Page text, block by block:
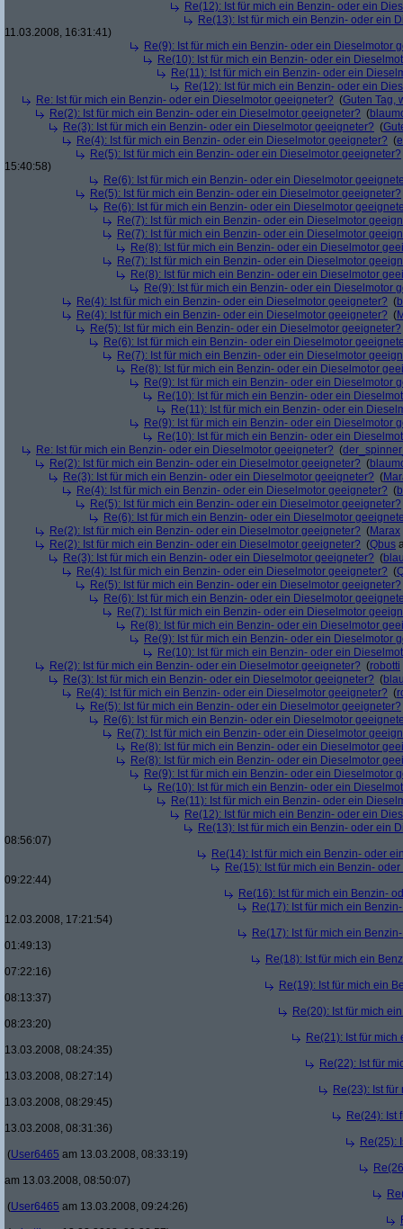
Re(12): Ist für mich ein Benzin- oder ein
Re(13): Ist für mich ein Benzin- oder ein
11.03.2008, 16:31:41)
Re(9): Ist für mich ein Benzin- oder ein Dieselmotor
Re(10): Ist für mich ein Benzin- oder ein
Re(11): Ist für mich ein Benzin- oder ein
Re(12): Ist für mich ein Benzin- oder ein
Re: Ist für mich ein Benzin- oder ein Dieselmotor geeigneter? (Guten Tag,
Re(2): Ist für mich ein Benzin- oder ein Dieselmotor geeigneter? (
Re(3): Ist für mich ein Benzin- oder ein Dieselmotor geeigneter? (
Re(4): Ist für mich ein Benzin- oder ein Dieselmotor geeigneter? (
Re(5): Ist für mich ein Benzin- oder ein Dieselmotor geeigneter?
15:40:58)
Re(6): Ist für mich ein Benzin- oder ein Dieselmotor
Re(5): Ist für mich ein Benzin- oder ein Dieselmotor geeigneter?
Re(6): Ist für mich ein Benzin- oder ein Dieselmotor
Re(7): Ist für mich ein Benzin- oder ein Dieselmotor
Re(7): Ist für mich ein Benzin- oder ein Dieselmotor
Re(8): Ist für mich ein Benzin- oder ein Dieselmotor
Re(7): Ist für mich ein Benzin- oder ein Dieselmotor
Re(8): Ist für mich ein Benzin- oder ein Dieselmotor
Re(9): Ist für mich ein Benzin- oder ein Dieselmotor
Re(4): Ist für mich ein Benzin- oder ein Dieselmotor geeigneter? (
Re(4): Ist für mich ein Benzin- oder ein Dieselmotor geeigneter? (
Re(5): Ist für mich ein Benzin- oder ein Dieselmotor geeigneter?
Re(6): Ist für mich ein Benzin- oder ein Dieselmotor
Re(7): Ist für mich ein Benzin- oder ein Dieselmotor
Re(8): Ist für mich ein Benzin- oder ein Dieselmotor
Re(9): Ist für mich ein Benzin- oder ein Dieselmotor
Re(10): Ist für mich ein Benzin- oder ein
Re(11): Ist für mich ein Benzin- oder ein
Re(9): Ist für mich ein Benzin- oder ein Dieselmotor
Re(10): Ist für mich ein Benzin- oder ein
Re: Ist für mich ein Benzin- oder ein Dieselmotor geeigneter? (
Re(2): Ist für mich ein Benzin- oder ein Dieselmotor geeigneter? (
Re(3): Ist für mich ein Benzin- oder ein Dieselmotor geeigneter? (
Re(4): Ist für mich ein Benzin- oder ein Dieselmotor geeigneter? (
Re(5): Ist für mich ein Benzin- oder ein Dieselmotor geeigneter?
Re(6): Ist für mich ein Benzin- oder ein Dieselmotor
Re(2): Ist für mich ein Benzin- oder ein Dieselmotor geeigneter? (Marax
Re(2): Ist für mich ein Benzin- oder ein Dieselmotor geeigneter? (Qbus
Re(3): Ist für mich ein Benzin- oder ein Dieselmotor geeigneter? (
Re(4): Ist für mich ein Benzin- oder ein Dieselmotor geeigneter? (
Re(5): Ist für mich ein Benzin- oder ein Dieselmotor geeigneter?
Re(6): Ist für mich ein Benzin- oder ein Dieselmotor
Re(7): Ist für mich ein Benzin- oder ein Dieselmotor
Re(8): Ist für mich ein Benzin- oder ein Dieselmotor
Re(9): Ist für mich ein Benzin- oder ein Dieselmotor
Re(10): Ist für mich ein Benzin- oder ein
Re(2): Ist für mich ein Benzin- oder ein Dieselmotor geeigneter? (robotti
Re(3): Ist für mich ein Benzin- oder ein Dieselmotor geeigneter? (
Re(4): Ist für mich ein Benzin- oder ein Dieselmotor geeigneter? (
Re(5): Ist für mich ein Benzin- oder ein Dieselmotor geeigneter?
Re(6): Ist für mich ein Benzin- oder ein Dieselmotor
Re(7): Ist für mich ein Benzin- oder ein Dieselmotor
Re(8): Ist für mich ein Benzin- oder ein Dieselmotor
Re(8): Ist für mich ein Benzin- oder ein Dieselmotor
Re(9): Ist für mich ein Benzin- oder ein Dieselmotor
Re(10): Ist für mich ein Benzin- oder ein
Re(11): Ist für mich ein Benzin- oder ein
Re(12): Ist für mich ein Benzin- oder ein
Re(13): Ist für mich ein Benzin- oder ein
08:56:07)
Re(14): Ist für mich ein Benzin- oder
Re(15): Ist für mich ein Benzin-
09:22:44)
Re(16): Ist für mich ein Benzin-
Re(17): Ist für mich ein
12.03.2008, 17:21:54)
Re(17): Ist für mich ein
01:49:13)
Re(18): Ist für mich ein
07:22:16)
Re(19): Ist für mich ein
08:13:37)
Re(20): Ist für mich
08:23:20)
Re(21): Ist für
13.03.2008, 08:24:35)
Re(22): Ist für
13.03.2008, 08:27:14)
Re(23): Ist
13.03.2008, 08:29:45)
Re(24): Ist
13.03.2008, 08:31:36)
Re(25):
(User6465 am 13.03.2008, 08:33:19)
am 13.03.2008, 08:50:07)
(User6465 am 13.03.2008, 09:24:26)